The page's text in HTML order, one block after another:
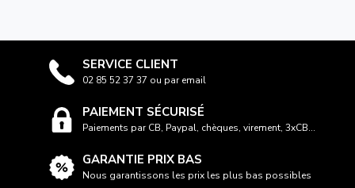
SERVICE CLIENT
02 85 52 37 37 ou par email
PAIEMENT SÉCURISÉ
Paiements par CB, Paypal, chèques, virement, 3xCB...
GARANTIE PRIX BAS
Nous garantissons les prix les plus bas possibles